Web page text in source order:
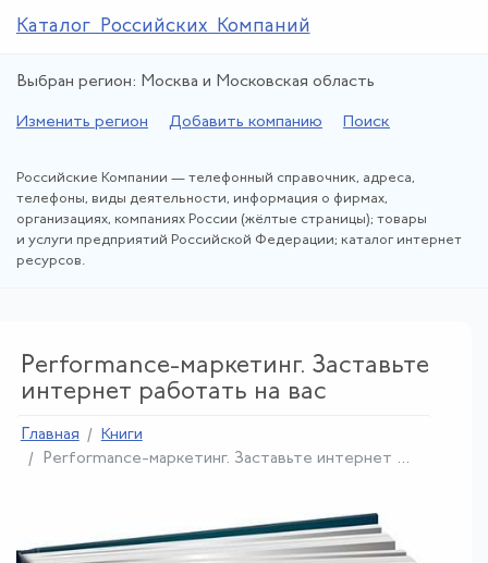
Каталог Российских Компаний
Выбран регион: Москва и Московская область
Изменить регион Добавить компанию Поиск
Российские Компании — телефонный справочник, адреса,
телефоны, виды деятельности, информация о фирмах,
организациях, компаниях России (жёлтые страницы); товары
и услуги предприятий Российской Федерации; каталог интернет
ресурсов.
Performance-маркетинг. Заставьте
интернет работать на вас
Главная
Книги
Performance-маркетинг. Заставьте интернет ...